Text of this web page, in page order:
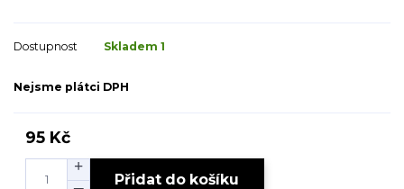
Dostupnost Skladem 1
Nejsme plátci DPH
95 Kč
Přidat do košíku